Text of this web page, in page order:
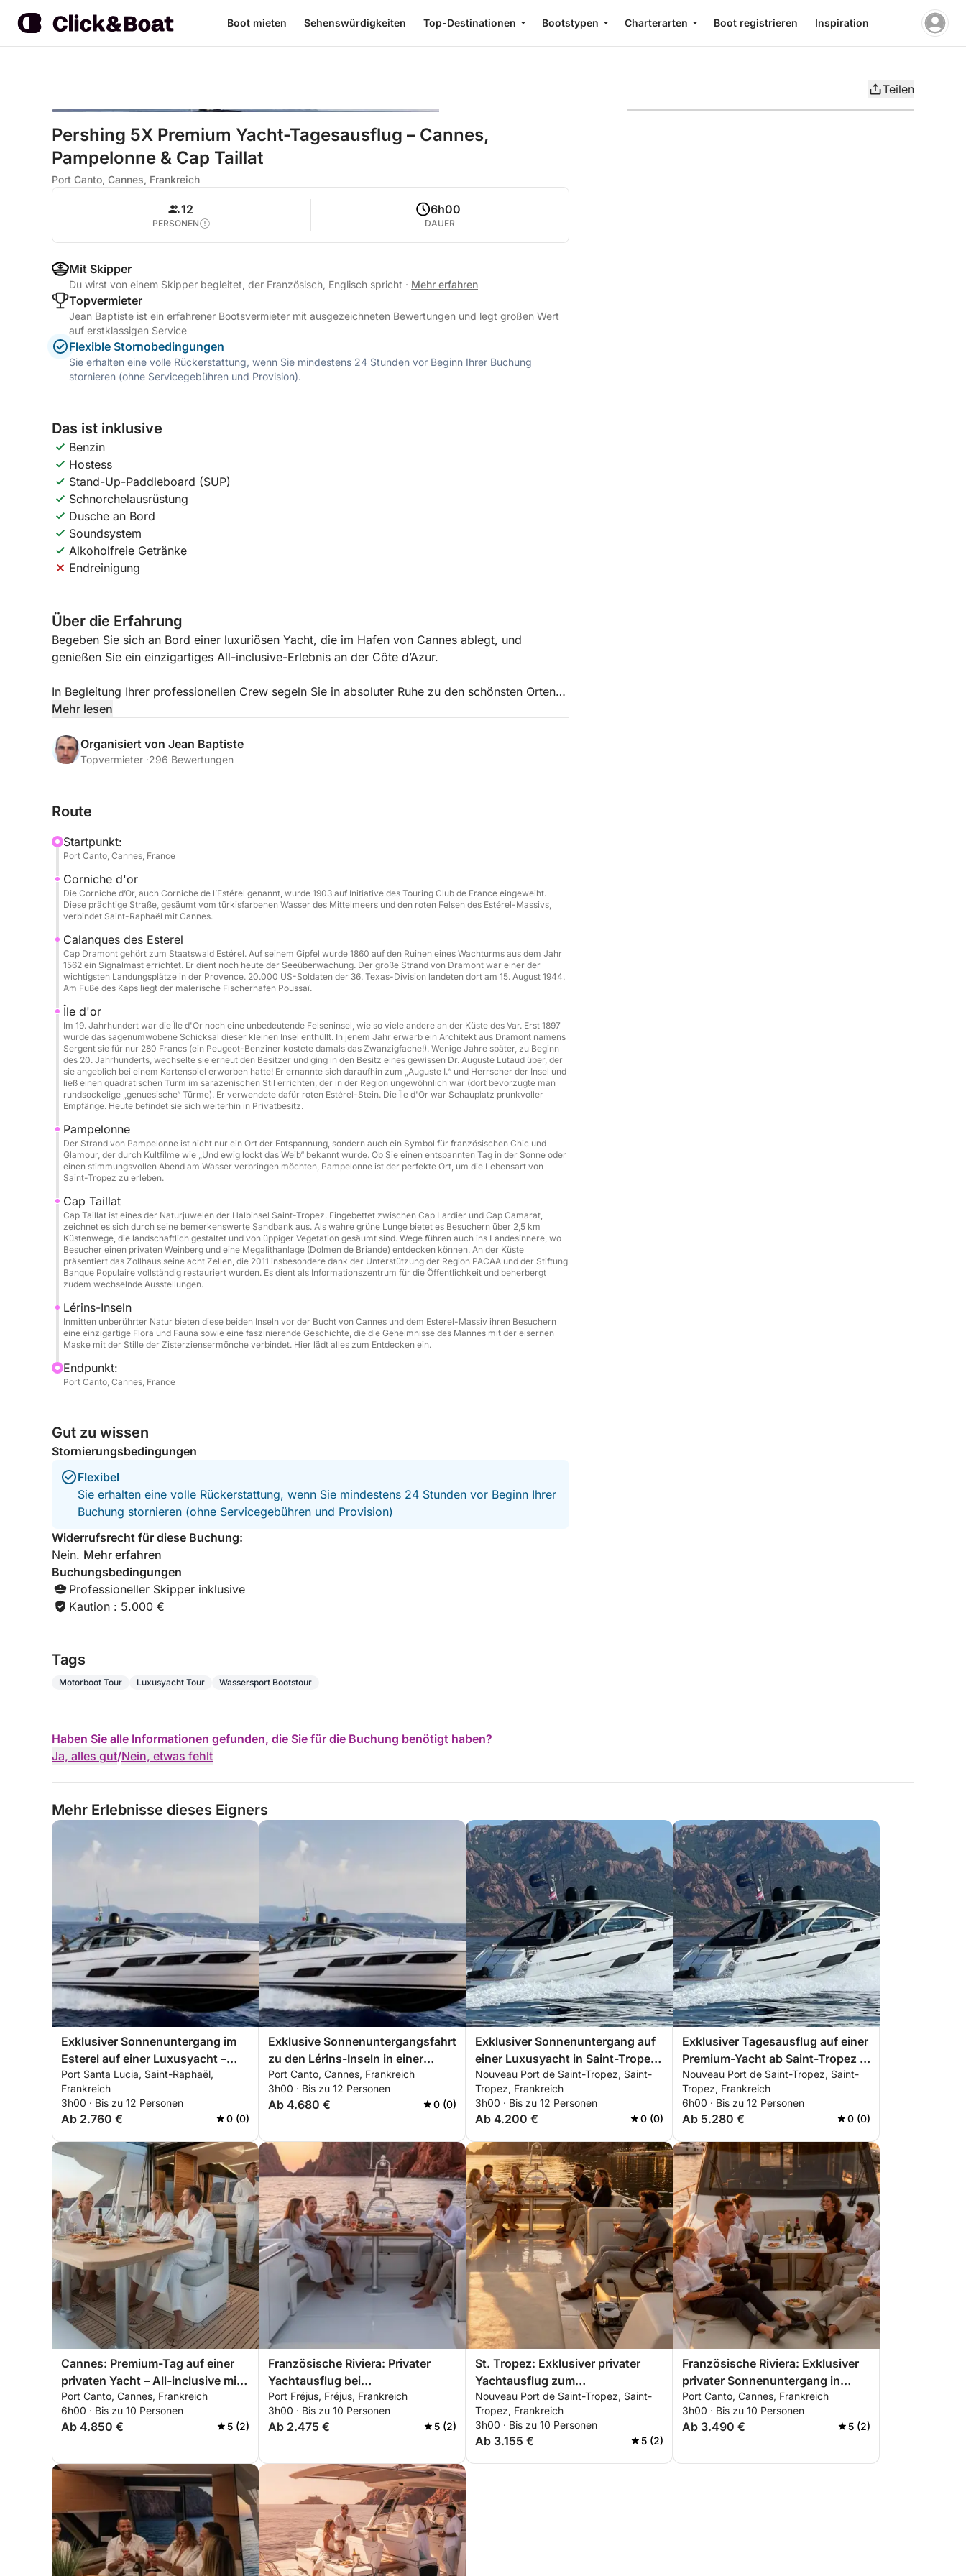
Boot mieten Sehenswürdigkeiten Top-Destinationen Bootstypen Charterarten Boot registrieren Inspiration
Teilen
Pershing 5X Premium Yacht-Tagesausflug – Cannes,
Pampelonne & Cap Taillat
Port Canto, Cannes, Frankreich
12
PERSONEN
6h00
DAUER
Mit Skipper
Du wirst von einem Skipper begleitet, der Französisch, Englisch spricht · Mehr erfahren
Topvermieter
Jean Baptiste ist ein erfahrener Bootsvermieter mit ausgezeichneten Bewertungen und legt großen Wert
auf erstklassigen Service
Flexible Stornobedingungen
Sie erhalten eine volle Rückerstattung, wenn Sie mindestens 24 Stunden vor Beginn Ihrer Buchung
stornieren (ohne Servicegebühren und Provision).
Das ist inklusive
Benzin
Hostess
Stand-Up-Paddleboard (SUP)
Schnorchelausrüstung
Dusche an Bord
Soundsystem
Alkoholfreie Getränke
Endreinigung
Über die Erfahrung
Begeben Sie sich an Bord einer luxuriösen Yacht, die im Hafen von Cannes ablegt, und
genießen Sie ein einzigartiges All-inclusive-Erlebnis an der Côte d’Azur.
In Begleitung Ihrer professionellen Crew segeln Sie in absoluter Ruhe zu den schönsten Orten
der Region: türkisfarbenes Wasser, einsame Buchten und berühmte Reiseziele.
Die geräumige und perfekt ausgestattete Pershing X5 bietet höchsten Komfort mit großzügigen
Entspannungsbereichen – ideal zum Sonnenbaden, gemeinsamen Essen oder für Wassersport.
Professioneller Skipper & Crew (inkl. Hostess)
Alkoholfreie Getränke
Stand-Up-Paddling & Schnorcheln
Komplette Sicherheitsausrüstung
Extras & Optionen (zahlbar im Hafen):
Seabob: 80 € / Buchung
Wakeboard: 50 € / Tag
Donut: 50 € / Buchung
Fotograf / Drohne auf Anfrage
Catering / Mittagessen an Bord: 50 € / Person
Strandtuch: 5 € / Tag
Koch: 250 € / Tag
Mögliche Routen:
Cannes & sein kristallklares Wasser
Saint-Tropez
Porquerolles & Port-Cros-Inseln
Wilde Buchten des Esterel-Massivs
Korsika & Sardinien auf Anfrage
Ideal für:
Junggesellen-/Junggesellinnenabschiede • Geburtstage • Private Ausflüge • Teambuilding
Endreinigung (obligatorisch): 250 €
Freiheit und unvergessliche Momente erwarten Sie! das Mittelmeer.
Mehr lesen
Organisiert von Jean Baptiste
Topvermieter ·296 Bewertungen
Route
Startpunkt:
Port Canto, Cannes, France
Corniche d'or
Die Corniche d’Or, auch Corniche de l’Estérel genannt, wurde 1903 auf Initiative des Touring Club de France eingeweiht.
Diese prächtige Straße, gesäumt vom türkisfarbenen Wasser des Mittelmeers und den roten Felsen des Estérel-Massivs,
verbindet Saint-Raphaël mit Cannes.
Calanques des Esterel
Cap Dramont gehört zum Staatswald Estérel. Auf seinem Gipfel wurde 1860 auf den Ruinen eines Wachturms aus dem Jahr
1562 ein Signalmast errichtet. Er dient noch heute der Seeüberwachung. Der große Strand von Dramont war einer der
wichtigsten Landungsplätze in der Provence. 20.000 US-Soldaten der 36. Texas-Division landeten dort am 15. August 1944.
Am Fuße des Kaps liegt der malerische Fischerhafen Poussaï.
Île d'or
Im 19. Jahrhundert war die Île d'Or noch eine unbedeutende Felseninsel, wie so viele andere an der Küste des Var. Erst 1897
wurde das sagenumwobene Schicksal dieser kleinen Insel enthüllt. In jenem Jahr erwarb ein Architekt aus Dramont namens
Sergent sie für nur 280 Francs (ein Peugeot-Benziner kostete damals das Zwanzigfache!). Wenige Jahre später, zu Beginn
des 20. Jahrhunderts, wechselte sie erneut den Besitzer und ging in den Besitz eines gewissen Dr. Auguste Lutaud über, der
sie angeblich bei einem Kartenspiel erworben hatte! Er ernannte sich daraufhin zum „Auguste I.“ und Herrscher der Insel und
ließ einen quadratischen Turm im sarazenischen Stil errichten, der in der Region ungewöhnlich war (dort bevorzugte man
rundsockelige „genuesische“ Türme). Er verwendete dafür roten Estérel-Stein. Die Île d'Or war Schauplatz prunkvoller
Empfänge. Heute befindet sie sich weiterhin in Privatbesitz.
Pampelonne
Der Strand von Pampelonne ist nicht nur ein Ort der Entspannung, sondern auch ein Symbol für französischen Chic und
Glamour, der durch Kultfilme wie „Und ewig lockt das Weib“ bekannt wurde. Ob Sie einen entspannten Tag in der Sonne oder
einen stimmungsvollen Abend am Wasser verbringen möchten, Pampelonne ist der perfekte Ort, um die Lebensart von
Saint-Tropez zu erleben.
Cap Taillat
Cap Taillat ist eines der Naturjuwelen der Halbinsel Saint-Tropez. Eingebettet zwischen Cap Lardier und Cap Camarat,
zeichnet es sich durch seine bemerkenswerte Sandbank aus. Als wahre grüne Lunge bietet es Besuchern über 2,5 km
Küstenwege, die landschaftlich gestaltet und von üppiger Vegetation gesäumt sind. Wege führen auch ins Landesinnere, wo
Besucher einen privaten Weinberg und eine Megalithanlage (Dolmen de Briande) entdecken können. An der Küste
präsentiert das Zollhaus seine acht Zellen, die 2011 insbesondere dank der Unterstützung der Region PACAA und der Stiftung
Banque Populaire vollständig restauriert wurden. Es dient als Informationszentrum für die Öffentlichkeit und beherbergt
zudem wechselnde Ausstellungen.
Lérins-Inseln
Inmitten unberührter Natur bieten diese beiden Inseln vor der Bucht von Cannes und dem Esterel-Massiv ihren Besuchern
eine einzigartige Flora und Fauna sowie eine faszinierende Geschichte, die die Geheimnisse des Mannes mit der eisernen
Maske mit der Stille der Zisterziensermönche verbindet. Hier lädt alles zum Entdecken ein.
Endpunkt:
Port Canto, Cannes, France
Gut zu wissen
Stornierungsbedingungen
Flexibel
Sie erhalten eine volle Rückerstattung, wenn Sie mindestens 24 Stunden vor Beginn Ihrer
Buchung stornieren (ohne Servicegebühren und Provision)
Widerrufsrecht für diese Buchung:
Nein. Mehr erfahren
Buchungsbedingungen
Professioneller Skipper inklusive
Kaution : 5.000 €
Tags
Motorboot Tour Luxusyacht Tour Wassersport Bootstour
Haben Sie alle Informationen gefunden, die Sie für die Buchung benötigt haben?
Ja, alles gut/Nein, etwas fehlt
Mehr Erlebnisse dieses Eigners
Exklusiver Sonnenuntergang im
Esterel auf einer Luxusyacht –
versteckte Buchten & Premium-
All-inclusive-Erlebnis
Port Santa Lucia, Saint-Raphaël,
Frankreich
3h00 · Bis zu 12 Personen
Ab 2.760 € 0 (0)
Exklusive Sonnenuntergangsfahrt
zu den Lérins-Inseln in einer
luxuriösen Pershing 5X – privates
All-inclusive-Erlebnis
Port Canto, Cannes, Frankreich
3h00 · Bis zu 12 Personen
Ab 4.680 € 0 (0)
Exklusiver Sonnenuntergang auf
einer Luxusyacht in Saint-Tropez
| Pershing X5 – ISCHIA
Nouveau Port de Saint-Tropez, Saint-
Tropez, Frankreich
3h00 · Bis zu 12 Personen
Ab 4.200 € 0 (0)
Exklusiver Tagesausflug auf einer
Premium-Yacht ab Saint-Tropez |
ALLES INKLUSIVE
Nouveau Port de Saint-Tropez, Saint-
Tropez, Frankreich
6h00 · Bis zu 12 Personen
Ab 5.280 € 0 (0)
Cannes: Premium-Tag auf einer
privaten Yacht – All-inclusive mit
Brunch und Wassersport
Port Canto, Cannes, Frankreich
6h00 · Bis zu 10 Personen
Ab 4.850 € 5 (2)
Französische Riviera: Privater
Yachtausflug bei
Sonnenuntergang in den Esterel-
Bergen mit Aperitif, Stand-Up-
Paddling und Schnorcheln
Port Fréjus, Fréjus, Frankreich
3h00 · Bis zu 10 Personen
Ab 2.475 € 5 (2)
St. Tropez: Exklusiver privater
Yachtausflug zum
Sonnenuntergang in den Esterel-
Bergen mit Aperitif, Stand-Up-
Paddling und Schnorcheln
Nouveau Port de Saint-Tropez, Saint-
Tropez, Frankreich
3h00 · Bis zu 10 Personen
Ab 3.155 € 5 (2)
Französische Riviera: Exklusiver
privater Sonnenuntergang in
Cannes: Lérins-Inseln & Premium-
Aperitif
Port Canto, Cannes, Frankreich
3h00 · Bis zu 10 Personen
Ab 3.490 € 5 (2)